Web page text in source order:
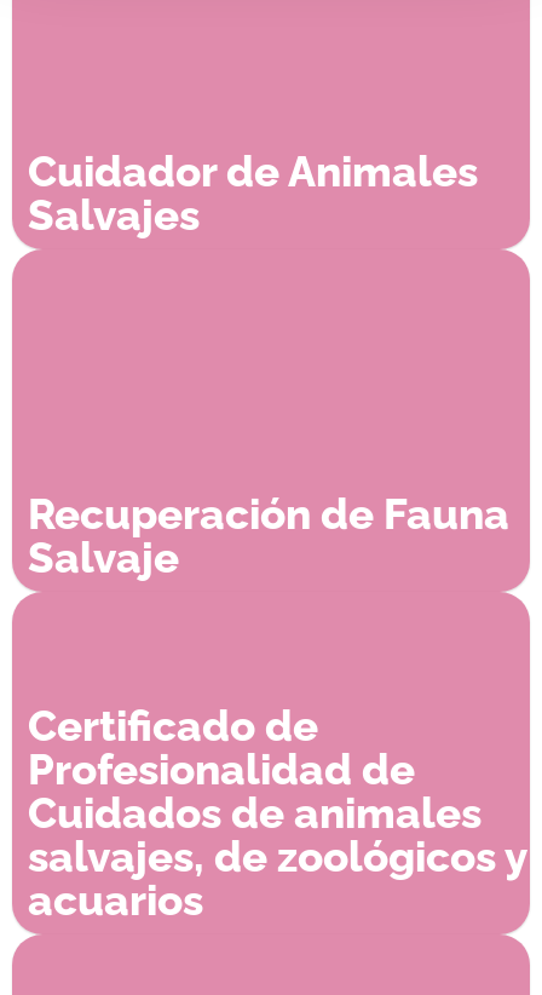
Cuidador de Animales
Salvajes
Recuperación de Fauna
Salvaje
Certificado de
Profesionalidad de
Cuidados de animales
salvajes, de zoológicos y
acuarios